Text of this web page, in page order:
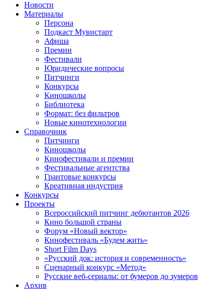
Новости
Материалы
Персона
Подкаст Мувистарт
Афиша
Премии
Фестивали
Юридические вопросы
Питчинги
Конкурсы
Киношколы
Библиотека
Формат: без фильтров
Новые кинотехнологии
Справочник
Питчинги
Киношколы
Кинофестивали и премии
Фестивальные агентства
Грантовые конкурсы
Креативная индустрия
Конкурсы
Проекты
Всероссийский питчинг дебютантов 2026
Кино большой страны
Форум «Новый вектор»
Кинофестиваль «Будем жить»
Short Film Days
«Русский док: история и современность»
Сценарный конкурс «Метод»
Русские веб-сериалы: от бумеров до зумеров
Архив